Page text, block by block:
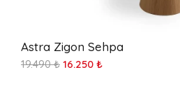
Astra Zigon Sehpa
19.490 ₺ 16.250 ₺